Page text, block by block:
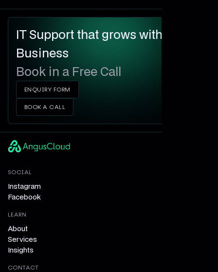
IT Support that grows with your
Business
Book in a Free Call
ENQUIRY FORM
BOOK A CALL
SOCIAL
Instagram
Facebook
LEARN
About
Services
Insights
CONTACT